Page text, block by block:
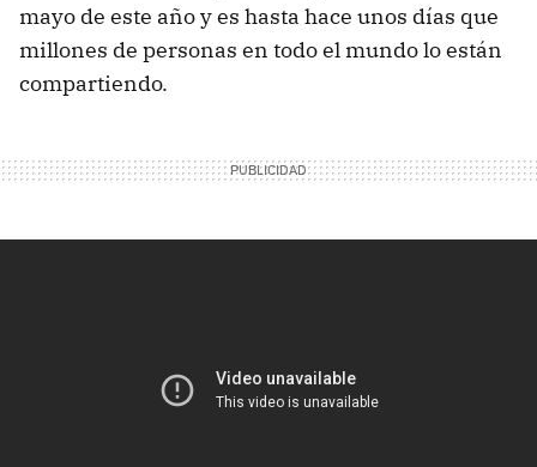
mayo de este año y es hasta hace unos días que
millones de personas en todo el mundo lo están
compartiendo.